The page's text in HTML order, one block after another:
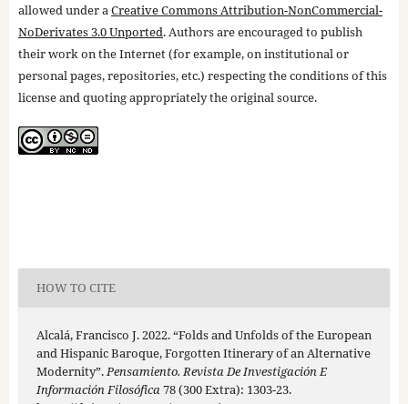
allowed under a Creative Commons Attribution-NonCommercial-
NoDerivates 3.0 Unported. Authors are encouraged to publish
their work on the Internet (for example, on institutional or
personal pages, repositories, etc.) respecting the conditions of this
license and quoting appropriately the original source.
HOW TO CITE
Alcalá, Francisco J. 2022. “Folds and Unfolds of the European
and Hispanic Baroque, Forgotten Itinerary of an Alternative
Modernity”.Pensamiento. Revista De Investigación E
Información Filosófica78 (300 Extra): 1303-23.